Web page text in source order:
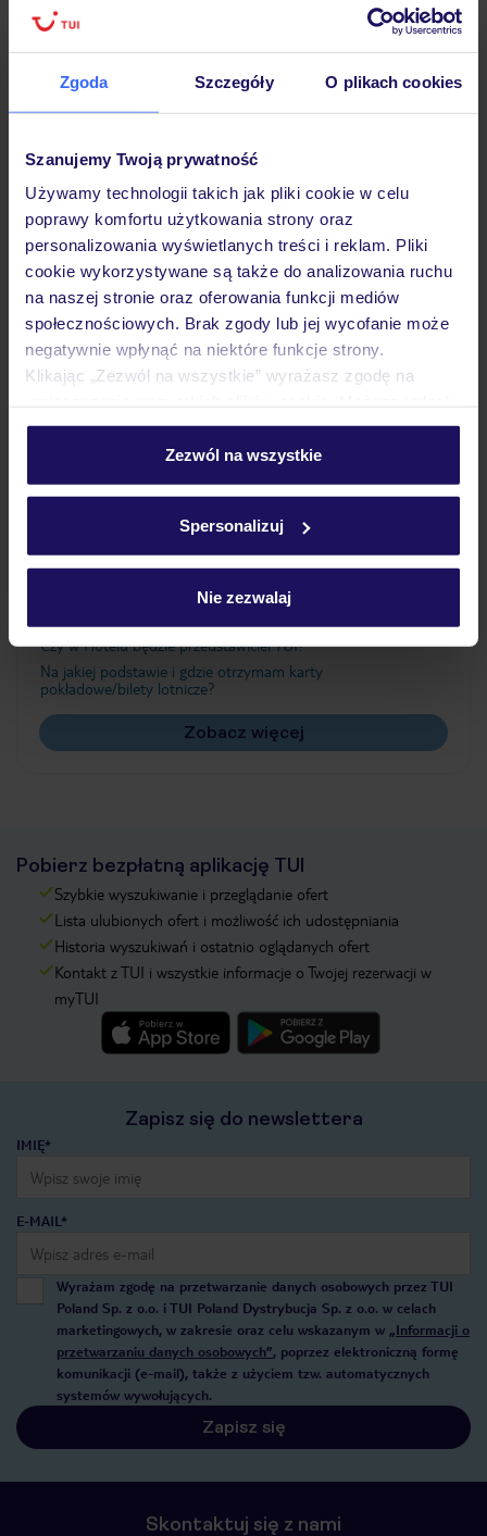
Zgoda Szczegóły O plikach cookies
Szanujemy Twoją prywatność
Używamy technologii takich jak pliki cookie w celu
poprawy komfortu użytkowania strony oraz
personalizowania wyświetlanych treści i reklam. Pliki
cookie wykorzystywane są także do analizowania ruchu
na naszej stronie oraz oferowania funkcji mediów
społecznościowych. Brak zgody lub jej wycofanie może
negatywnie wpłynąć na niektóre funkcje strony.
Klikając „Zezwól na wszystkie” wyrażasz zgodę na
personalizować swój wybór wchodząc w zakładkę
Szczegółowe informacje o plikach cookie znajdziesz
Zezwól na wszystkie
Spersonalizuj
Nie zezwalaj
30 lat w
Hotel
Pokoje
Wyżywienie
Ważne informacje
Czy w Hotelu będzie przedstawiciel TUI?
Na jakiej podstawie i gdzie otrzymam karty
pokładowe/bilety lotnicze?
Zobacz więcej
Pobierz bezpłatną aplikację TUI
Szybkie wyszukiwanie i przeglądanie ofert
Lista ulubionych ofert i możliwość ich udostępniania
Historia wyszukiwań i ostatnio oglądanych ofert
Kontakt z TUI i wszystkie informacje o Twojej rezerwacji w
myTUI
Zapisz się do newslettera
IMIĘ*
E-MAIL*
Wyrażam zgodę na przetwarzanie danych osobowych przez TUI
Poland Sp. z o.o. i TUI Poland Dystrybucja Sp. z o.o. w celach
marketingowych, w zakresie oraz celu wskazanym w „Informacji o
przetwarzaniu danych osobowych”, poprzez elektroniczną formę
komunikacji (e-mail), także z użyciem tzw. automatycznych
systemów wywołujących.
Zapisz się
Skontaktuj się z nami